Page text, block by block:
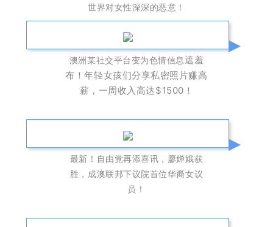
世界对女性深深的恶意！
澳洲某社交平台变为色情信息遮羞
布！年轻女孩们分享私密照片赚高
薪，一周收入高达$1500！
最新！自由党再添喜讯，廖婵娥获
胜，成澳联邦下议院首位华裔女议
员！